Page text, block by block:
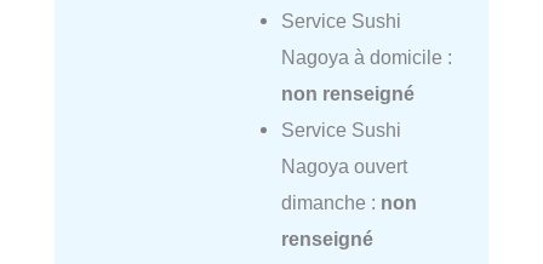
Service Sushi
Nagoya à domicile :
non renseigné
Service Sushi
Nagoya ouvert
dimanche : non
renseigné